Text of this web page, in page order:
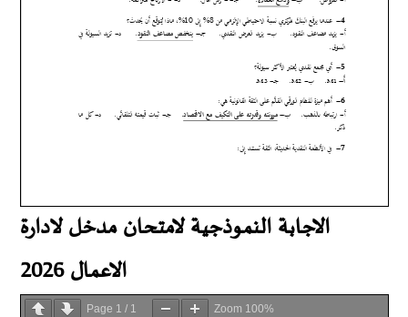
الاجابة النموذجية لامتحان مدخل لادارة
الاعمال 2026
Page 1 / 1 Zoom 100%